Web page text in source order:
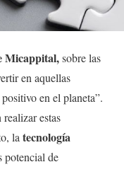
Micappital,sobre las
en aquellas
en el planeta”.
estas
latecnología
potencial de